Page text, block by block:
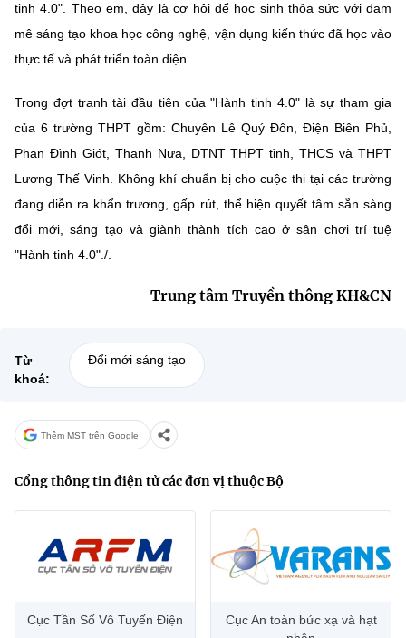
tinh 4.0". Theo em, đây là cơ hội để học sinh thỏa sức với đam
mê sáng tạo khoa học công nghệ, vận dụng kiến thức đã học vào
thực tế và phát triển toàn diện.
Trong đợt tranh tài đầu tiên của "Hành tinh 4.0" là sự tham gia
của 6 trường THPT gồm: Chuyên Lê Quý Đôn, Điện Biên Phủ,
Phan Đình Giót, Thanh Nưa, DTNT THPT tỉnh, THCS và THPT
Lương Thế Vinh. Không khí chuẩn bị cho cuộc thi tại các trường
đang diễn ra khẩn trương, gấp rút, thể hiện quyết tâm sẵn sàng
đổi mới, sáng tạo và giành thành tích cao ở sân chơi trí tuệ
"Hành tinh 4.0"./.
Trung tâm Truyền thông KH&CN
Từ
khoá:
Đổi mới sáng tạo
Thêm MST trên Google
Cổng thông tin điện tử các đơn vị thuộc Bộ
Cục Tần Số Vô Tuyến Điện
Cục An toàn bức xạ và hạt